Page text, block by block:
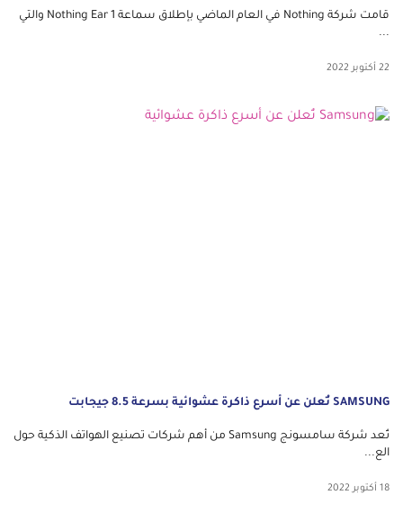
قامت شركة Nothing في العام الماضي بإطلاق سماعة Nothing Ear 1 والتي
...
22 أكتوبر 2022
SAMSUNG تُعلن عن أسرع ذاكرة عشوائية بسرعة 8.5 جيجابت
تُعد شركة سامسونج Samsung من أهم شركات تصنيع الهواتف الذكية حول
الع...
18 أكتوبر 2022